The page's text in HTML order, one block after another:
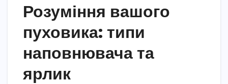
Розуміння вашого
пуховика: типи
наповнювача та
ярлик